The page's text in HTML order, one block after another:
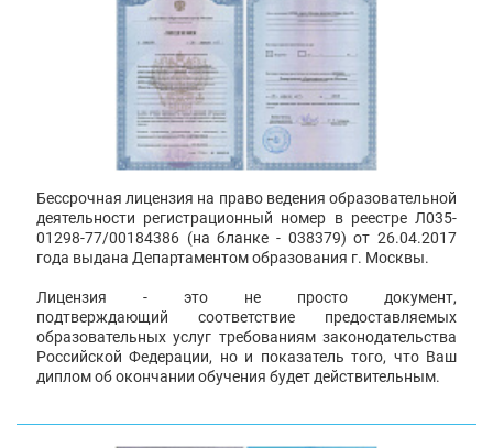
Бессрочная лицензия на право ведения образовательной
деятельности регистрационный номер в реестре Л035-
01298-77/00184386 (на бланке - 038379) от 26.04.2017
года выдана Департаментом образования г. Москвы.
Лицензия - это не просто документ,
подтверждающий соответствие предоставляемых
образовательных услуг требованиям законодательства
Российской Федерации, но и показатель того, что Ваш
диплом об окончании обучения будет действительным.